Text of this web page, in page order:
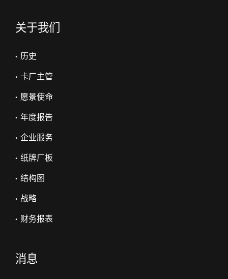
关于我们
• 历史
• 卡厂主管
• 愿景使命
• 年度报告
• 企业服务
• 纸牌厂板
• 结构图
• 战略
• 财务报表
消息